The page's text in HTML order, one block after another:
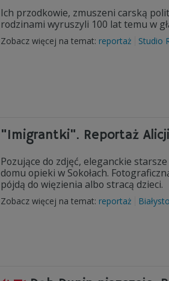
Ich przodkowie, zmuszeni carską
rodzinami wyruszyli 100 lat temu w
Zobacz więcej na temat: reportaż Studio
"Imigrantki". Reportaż
Pozujące do zdjęć, eleganckie
domu opieki w Sokołach.
pójdą do więzienia albo stracą dzieci.
Zobacz więcej na temat: reportaż